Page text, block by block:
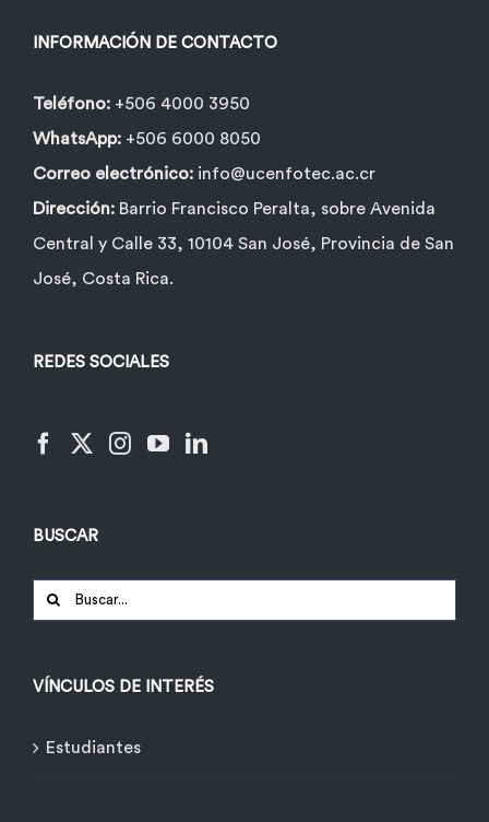
INFORMACIÓN DE CONTACTO
Teléfono: +506 4000 3950
WhatsApp: +506 6000 8050
Correo electrónico: info@ucenfotec.ac.cr
Dirección: Barrio Francisco Peralta, sobre Avenida
Central y Calle 33, 10104 San José, Provincia de San
José, Costa Rica.
REDES SOCIALES
BUSCAR
Buscar:
VÍNCULOS DE INTERÉS
Estudiantes